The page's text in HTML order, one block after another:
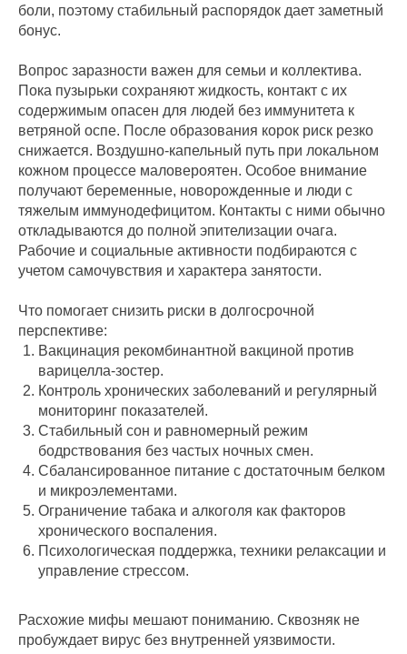
боли, поэтому стабильный распорядок дает заметный
бонус.
Вопрос заразности важен для семьи и коллектива.
Пока пузырьки сохраняют жидкость, контакт с их
содержимым опасен для людей без иммунитета к
ветряной оспе. После образования корок риск резко
снижается. Воздушно‑капельный путь при локальном
кожном процессе маловероятен. Особое внимание
получают беременные, новорожденные и люди с
тяжелым иммунодефицитом. Контакты с ними обычно
откладываются до полной эпителизации очага.
Рабочие и социальные активности подбираются с
учетом самочувствия и характера занятости.
Что помогает снизить риски в долгосрочной
перспективе:
Вакцинация рекомбинантной вакциной против
варицелла‑зостер.
Контроль хронических заболеваний и регулярный
мониторинг показателей.
Стабильный сон и равномерный режим
бодрствования без частых ночных смен.
Сбалансированное питание с достаточным белком
и микроэлементами.
Ограничение табака и алкоголя как факторов
хронического воспаления.
Психологическая поддержка, техники релаксации и
управление стрессом.
Расхожие мифы мешают пониманию. Сквозняк не
пробуждает вирус без внутренней уязвимости.